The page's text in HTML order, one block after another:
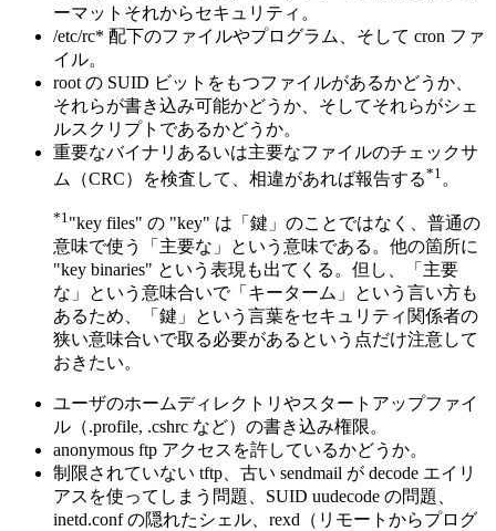
ーマットそれからセキュリティ。
/etc/rc* 配下のファイルやプログラム、そして cron ファ
イル。
root の SUID ビットをもつファイルがあるかどうか、
それらが書き込み可能かどうか、そしてそれらがシェ
ルスクリプトであるかどうか。
重要なバイナリあるいは主要なファイルのチェックサ
ム（CRC）を検査して、相違があれば報告する*1 。
*1"key files" の "key" は「鍵」のことではなく、普通の
意味で使う「主要な」という意味である。他の箇所に
"key binaries" という表現も出てくる。但し、「主要
な」という意味合いで「キーターム」という言い方も
あるため、「鍵」という言葉をセキュリティ関係者の
狭い意味合いで取る必要があるという点だけ注意して
おきたい。
ユーザのホームディレクトリやスタートアップファイ
ル（.profile, .cshrc など）の書き込み権限。
anonymous ftp アクセスを許しているかどうか。
制限されていない tftp、古い sendmail が decode エイリ
アスを使ってしまう問題、SUID uudecode の問題、
inetd.conf の隠れたシェル、rexd（リモートからプログ